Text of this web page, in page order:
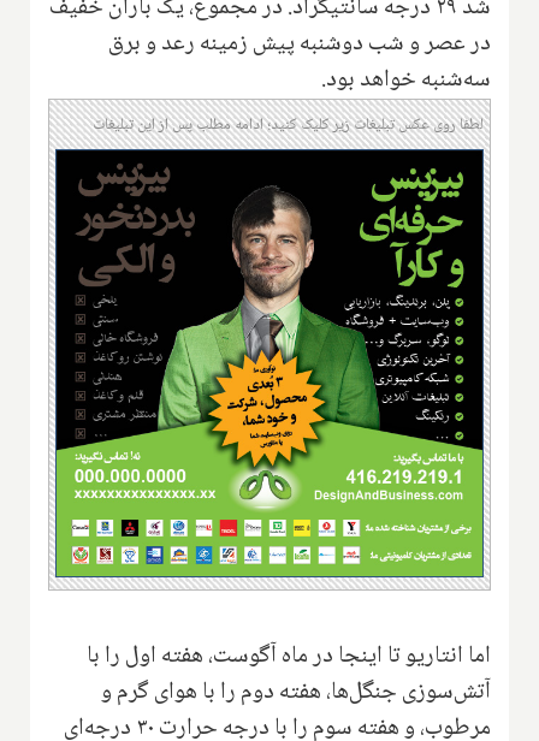
شد ۲۹ درجه سانتیگراد. در مجموع، یک باران خفیف
در عصر و شب دوشنبه پیش زمینه رعد و برق
سه‌شنبه خواهد بود.
لطفا روی عکس تبلیغات زیر کلیک کنید؛ ادامه مطلب پس از این تبلیغات
اما انتاریو تا اینجا در ماه آگوست، هفته اول را با
آتش‌سوزی جنگل‌ها، هفته دوم را با هوای گرم و
مرطوب، و هفته سوم را با درجه حرارت ۳۰ درجه‌ای